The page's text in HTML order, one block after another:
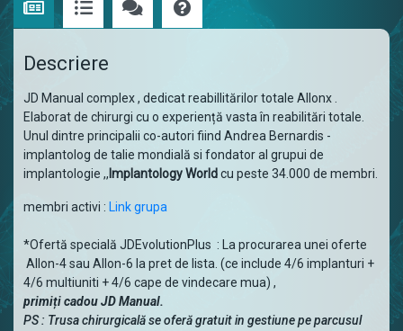
Descriere
JD Manual complex , dedicat reabillitărilor totale Allonx .
Elaborat de chirurgi cu o experiență vasta în reabilitări totale.
Unul dintre principalii co-autori fiind Andrea Bernardis -
implantolog de talie mondială si fondator al grupui de
implantologie ,, Implantology Worldcu peste 34.000 de membri.
membri activi : Link grupa
*Ofertă specială JDEvolutionPlus : La procurarea unei oferte
Allon-4 sau Allon-6 la pret de lista. (ce include 4/6 implanturi +
4/6 multiuniti + 4/6 cape de vindecare mua) ,
primiți cadou JD Manual.
PS : Trusa chirurgicală se oferă gratuit in gestiune pe parcusul